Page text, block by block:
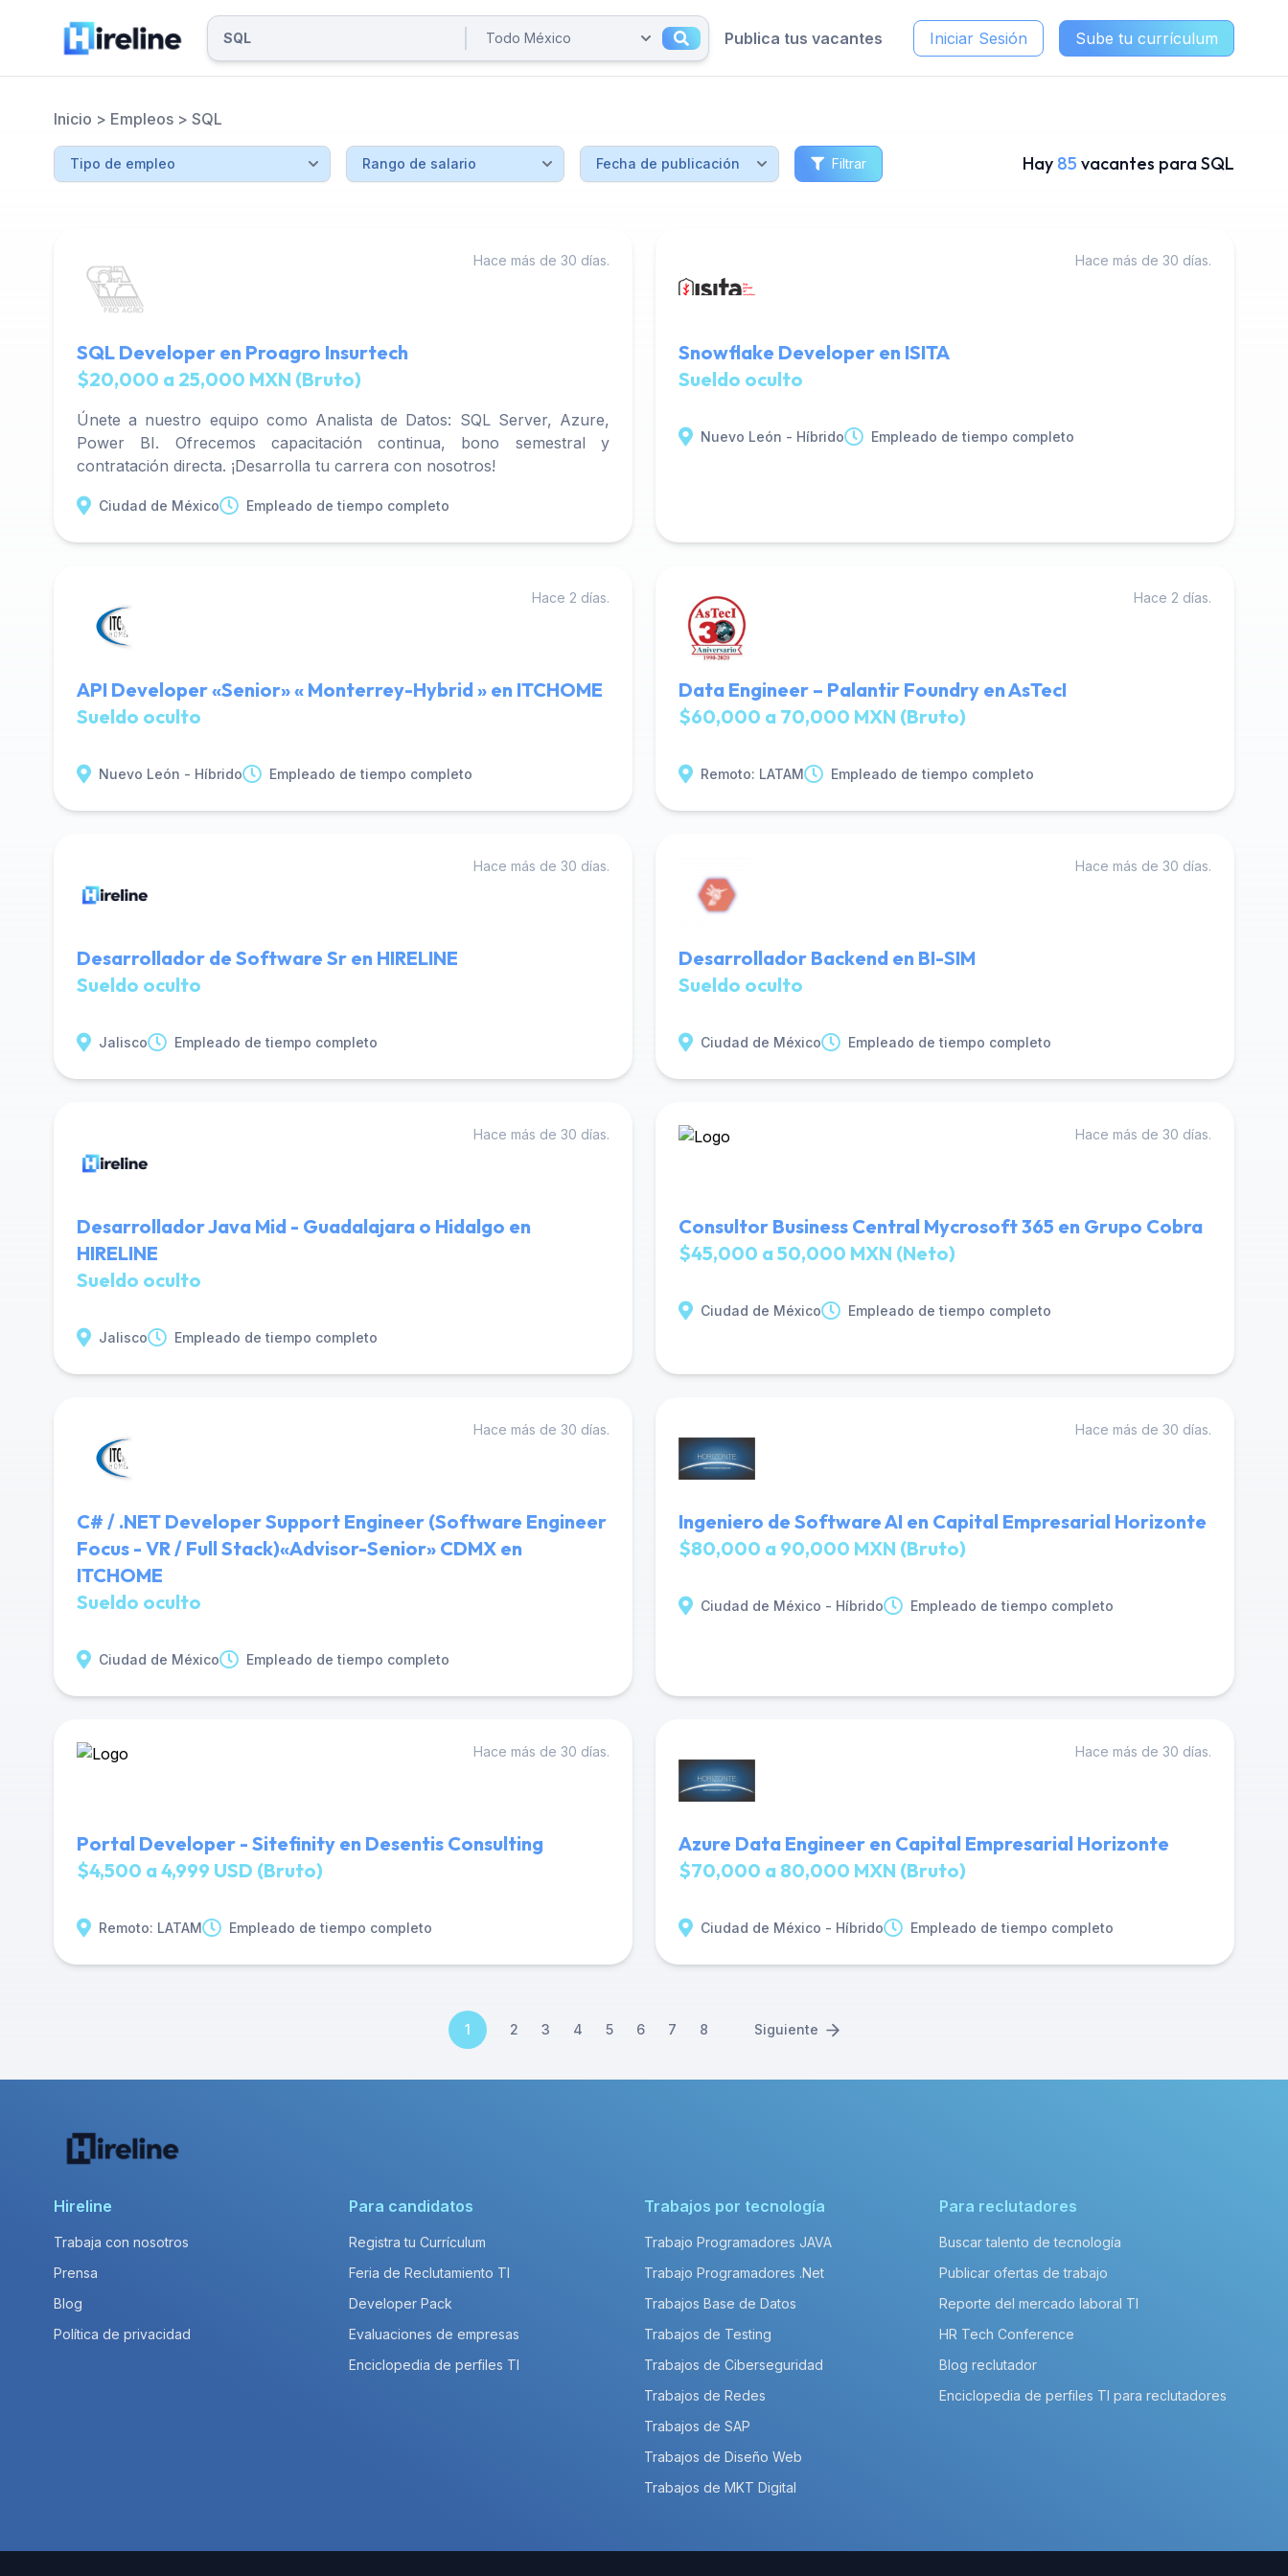
Publica tus vacantes Iniciar Sesión Sube tu currículum
Inicio > Empleos > SQL
Filtrar Hay 85 vacantes para SQL
Hace más de 30 días.
SQL Developer en Proagro Insurtech
$20,000 a 25,000 MXN (Bruto)
Únete a nuestro equipo como Analista de Datos: SQL Server, Azure,
Power BI. Ofrecemos capacitación continua, bono semestral y
contratación directa. ¡Desarrolla tu carrera con nosotros!
Ciudad de México Empleado de tiempo completo
Hace más de 30 días.
Snowflake Developer en ISITA
Sueldo oculto
Nuevo León - Híbrido Empleado de tiempo completo
Hace 2 días.
API Developer «Senior» « Monterrey-Hybrid » en ITCHOME
Sueldo oculto
Nuevo León - Híbrido Empleado de tiempo completo
Hace 2 días.
Data Engineer – Palantir Foundry en AsTecI
$60,000 a 70,000 MXN (Bruto)
Remoto: LATAM Empleado de tiempo completo
Hace más de 30 días.
Desarrollador de Software Sr en HIRELINE
Sueldo oculto
Jalisco Empleado de tiempo completo
Hace más de 30 días.
Desarrollador Backend en BI-SIM
Sueldo oculto
Ciudad de México Empleado de tiempo completo
Hace más de 30 días.
Desarrollador Java Mid - Guadalajara o Hidalgo en
HIRELINE
Sueldo oculto
Jalisco Empleado de tiempo completo
Hace más de 30 días.
Consultor Business Central Mycrosoft 365 en Grupo Cobra
$45,000 a 50,000 MXN (Neto)
Ciudad de México Empleado de tiempo completo
Hace más de 30 días.
C# / .NET Developer Support Engineer (Software Engineer
Focus - VR / Full Stack)«Advisor-Senior» CDMX en
ITCHOME
Sueldo oculto
Ciudad de México Empleado de tiempo completo
Hace más de 30 días.
Ingeniero de Software AI en Capital Empresarial Horizonte
$80,000 a 90,000 MXN (Bruto)
Ciudad de México - Híbrido Empleado de tiempo completo
Hace más de 30 días.
Portal Developer - Sitefinity en Desentis Consulting
$4,500 a 4,999 USD (Bruto)
Remoto: LATAM Empleado de tiempo completo
Hace más de 30 días.
Azure Data Engineer en Capital Empresarial Horizonte
$70,000 a 80,000 MXN (Bruto)
Ciudad de México - Híbrido Empleado de tiempo completo
1 2 3 4 5 6 7 8 Siguiente
Hireline
Trabaja con nosotros
Prensa
Blog
Política de privacidad
Para candidatos
Registra tu Currículum
Feria de Reclutamiento TI
Developer Pack
Evaluaciones de empresas
Enciclopedia de perfiles TI
Trabajos por tecnología
Trabajo Programadores JAVA
Trabajo Programadores .Net
Trabajos Base de Datos
Trabajos de Testing
Trabajos de Ciberseguridad
Trabajos de Redes
Trabajos de SAP
Trabajos de Diseño Web
Trabajos de MKT Digital
Para reclutadores
Buscar talento de tecnología
Publicar ofertas de trabajo
Reporte del mercado laboral TI
HR Tech Conference
Blog reclutador
Enciclopedia de perfiles TI para reclutadores